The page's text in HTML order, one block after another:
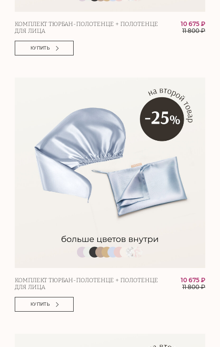
КОМПЛЕКТ ТЮРБАН-ПОЛОТЕНЦЕ + ПОЛОТЕНЦЕ
ДЛЯ ЛИЦА
10 675 ₽
11 800₽
КУПИТЬ
КОМПЛЕКТ ТЮРБАН-ПОЛОТЕНЦЕ + ПОЛОТЕНЦЕ
ДЛЯ ЛИЦА
10 675 ₽
11 800₽
КУПИТЬ